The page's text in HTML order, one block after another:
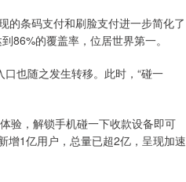
的条码支付和刷脸支付进一步简化了
86%的覆盖率，位居世界第一。
也随之发生转移。此时，“碰一
验，解锁手机碰一下收款设备即可
增1亿用户，总量已超2亿，呈现加速